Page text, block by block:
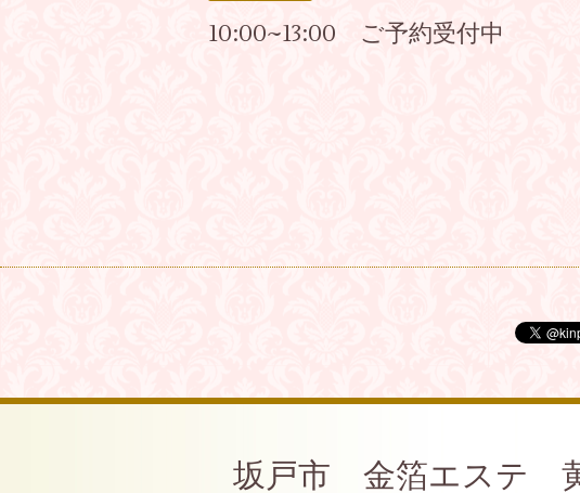
10:00~13:00 ご予約受付中
坂戸市 金箔エステ